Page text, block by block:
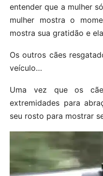
entender que a mulher
mulher mostra o
mostra sua gratidão e
Os outros cães
veículo…
Uma vez que os
extremidades para
seu rosto para mostrar